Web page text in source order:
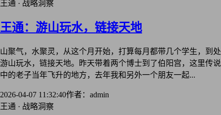
王通 · 战略洞察
王通：游山玩水，链接天地
山聚气，水聚灵，从这个月开始，打算每月都带几个学生，到处
游山玩水，链接天地。昨天带着两个博士到了伯阳宫，这里传说
中的老子当年飞升的地方，去年我和另外一个朋友一起...
2026-04-07 11:32:40作者：admin
王通 · 战略洞察